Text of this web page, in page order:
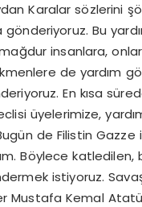
Karalar sözlerini
Bu
insanlara,
de yardım
En kısa
üyelerimize,
de Filistin Gazze
Böylece katledilen,
istiyoruz.
Mustafa Kemal